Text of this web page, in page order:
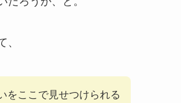
、
をここで見せつけられる